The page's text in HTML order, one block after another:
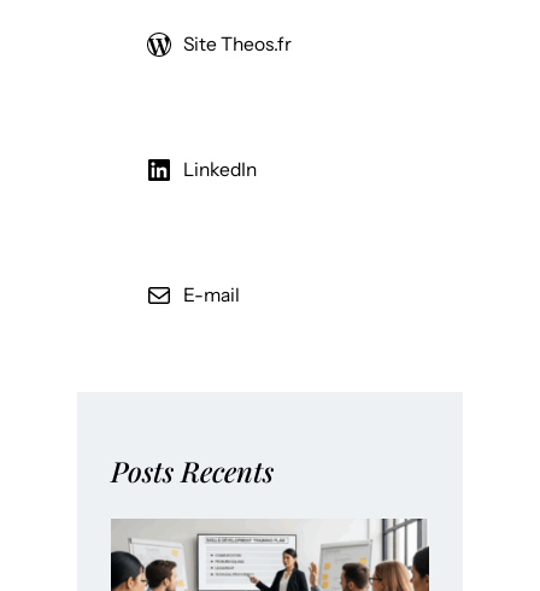
Site Theos.fr
LinkedIn
E-mail
Posts Recents